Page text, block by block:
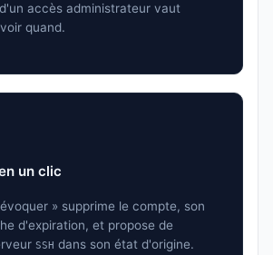
accès administrateur vaut
quand.
un clic
» supprime le compte, son
d'expiration, et propose de
SSH dans son état d'origine.